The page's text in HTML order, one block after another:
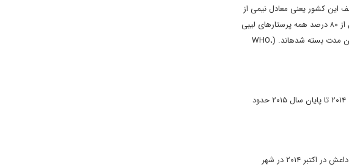
بود، حدود ۳ میلیون نفر از مردم مناطق مختلف این کشور یعنی معادل نیمی از
مردم لیبی، از این وضعیت تأثیر پذیرفتند. تقریباً ۱.۹ میلیون نفر شامل ۴۳۰ هزار کودک به مراقبت‏های بهداشتی جدی نیاز دارند. بیش از ۸۰ درصد همه پرستارهای لیبی
در نتیجه دور تکراری خشونت، این کشور را تا پایان سال ۲۰۱۵ ترک کردند. ۲۰ درصد بیمارستان‏ ها و کلینیک‏های پزشکی لیبی طی این مدت بسته شده‏اند. (WHO،
یکی دیگر از اولویت‏ های مهم دولت آشتی ملی لیبی، رسیدگی به امور آوارگان لیبیایی است. مطابق آمار سازمان ملل متحد، از اوت ۲۰۱۴ تا پایان سال ۲۰۱۵ حدود
مبارزه با تروریست‏های داعش که دولت سومی را در لیبی تشکیل دادند، اولویت دیگر دولت آشتی ملی به ریاست فایز السراج است. داعش در اکتبر ۲۰۱۴ در شهر